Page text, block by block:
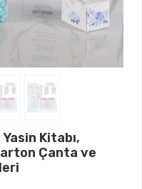
Kitabı,
Çanta ve